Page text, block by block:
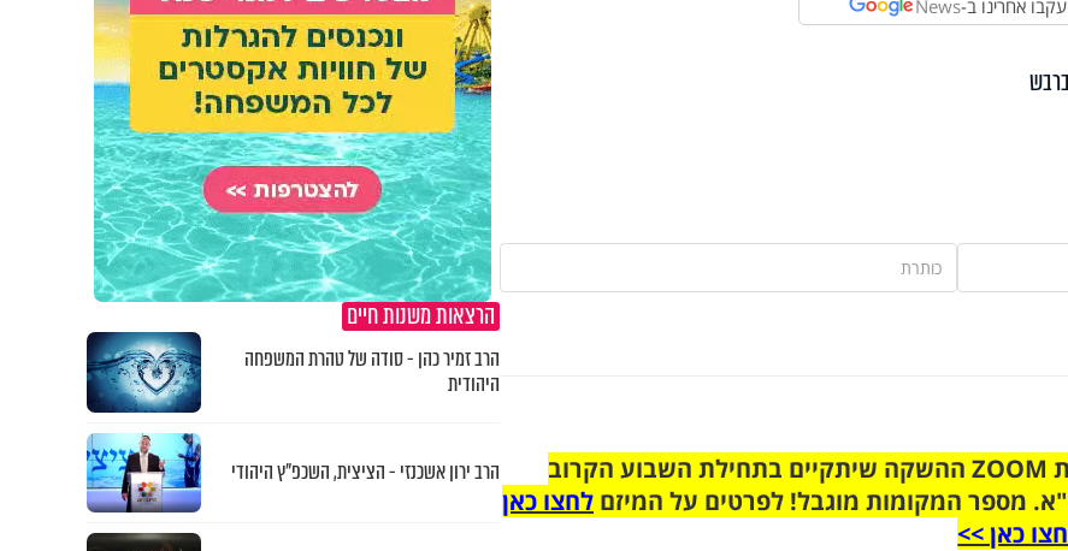
עקבו אחרינו ב-News
הצטרפו לקבוצת הוואטסאפ לקראת ZOOM ההשקה שיתקיים בתחילת השבוע הקרוב
מספר המקומות מוגבל! לפרטים על המיזם לחצו כאן
כאן >>
הרצאות משנות חיים
הרב זמיר כהן - סודה של טהרת המשפחה
היהודית
הרב ירון אשכנזי - הציצית, השכפ"ץ היהודי